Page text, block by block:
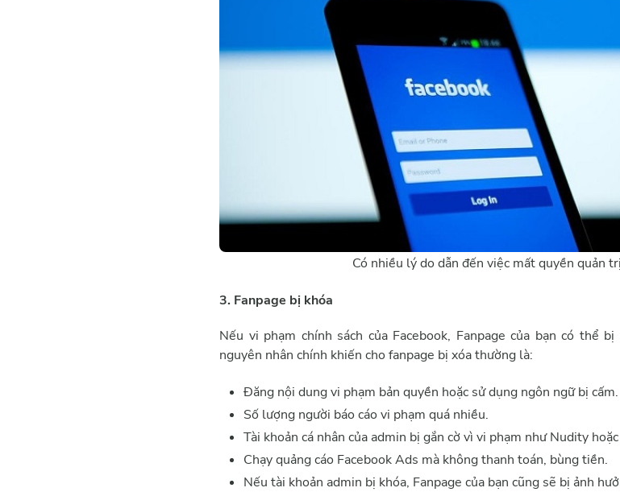
Có nhiều lý do dẫn đến việc mất quyền quản
3. Fanpage bị khóa
Nếu vi phạm chính sách của Facebook, Fanpage của bạn có thể
nguyên nhân chính khiến cho fanpage bị xóa thường là:
Đăng nội dung vi phạm bản quyền hoặc sử dụng ngôn ngữ bị cấm.
Số lượng người báo cáo vi phạm quá nhiều.
Tài khoản cá nhân của admin bị gắn cờ vì vi phạm như Nudity
Chạy quảng cáo Facebook Ads mà không thanh toán, bùng tiền.
Nếu tài khoản admin bị khóa, Fanpage của bạn cũng sẽ bị ảnh